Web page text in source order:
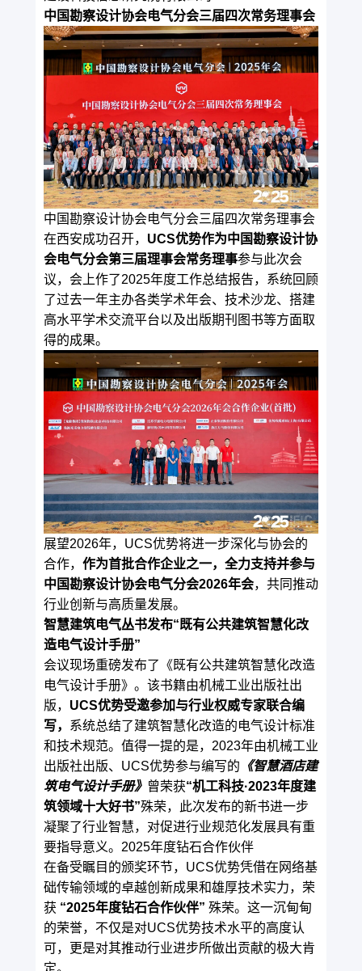
中国勘察设计协会电气分会三届四次常务理事会
中国勘察设计协会电气分会三届四次常务理事会
在西安成功召开， UCS优势作为中国勘察设计协
会电气分会第三届理事会常务理事参与此次会
议，会上作了2025年度工作总结报告，系统回顾
了过去一年主办各类学术年会、技术沙龙、搭建
高水平学术交流平台以及出版期刊图书等方面取
得的成果。
展望2026年，UCS优势将进一步深化与协会的
合作， 作为首批合作企业之一，全力支持并参与
中国勘察设计协会电气分会2026年会，共同推动
行业创新与高质量发展。
智慧建筑电气丛书发布“既有公共建筑智慧化改
造电气设计手册”
会议现场重磅发布了《既有公共建筑智慧化改造
电气设计手册》。该书籍由机械工业出版社出
版， UCS优势受邀参加与行业权威专家联合编
写， 系统总结了建筑智慧化改造的电气设计标准
和技术规范。值得一提的是，2023年由机械工业
出版社出版、UCS优势参与编写的 《智慧酒店建
筑电气设计手册》 曾荣获“机工科技·2023年度建
筑领域十大好书”殊荣，此次发布的新书进一步
凝聚了行业智慧，对促进行业规范化发展具有重
要指导意义。2025年度钻石合作伙伴
在备受瞩目的颁奖环节，UCS优势凭借在网络基
础传输领域的卓越创新成果和雄厚技术实力，荣
获 “2025年度钻石合作伙伴” 殊荣。这一沉甸甸
的荣誉，不仅是对UCS优势技术水平的高度认
可，更是对其推动行业进步所做出贡献的极大肯
定。